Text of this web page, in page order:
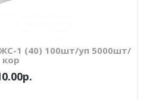
1 (40) 100шт/уп 5000шт/
кор